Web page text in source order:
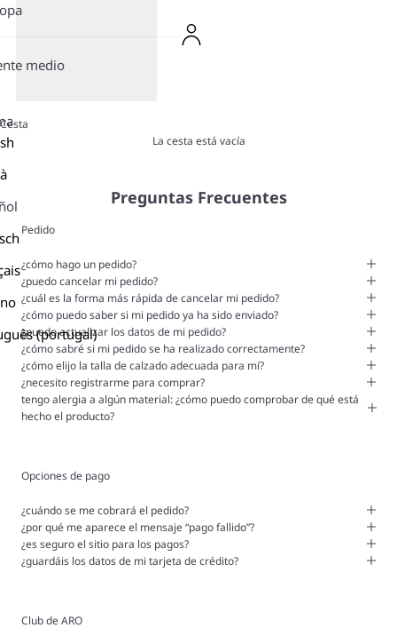
medio
(portugal)
Cesta
La cesta está vacía
Preguntas Frecuentes
Pedido
¿cómo hago un pedido?
¿puedo cancelar mi pedido?
¿cuál es la forma más rápida de cancelar mi pedido?
¿cómo puedo saber si mi pedido ya ha sido enviado?
¿puedo actualizar los datos de mi pedido?
¿cómo sabré si mi pedido se ha realizado correctamente?
¿cómo elijo la talla de calzado adecuada para mí?
¿necesito registrarme para comprar?
tengo alergia a algún material: ¿cómo puedo comprobar de qué está
hecho el producto?
Opciones de pago
¿cuándo se me cobrará el pedido?
¿por qué me aparece el mensaje “pago fallido”?
¿es seguro el sitio para los pagos?
¿guardáis los datos de mi tarjeta de crédito?
Club de ARO